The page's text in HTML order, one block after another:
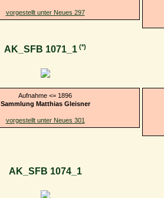
vorgestellt unter Neues 297
AK_SFB 1071_1 (*)
Aufnahme <= 1896
Sammlung Matthias Gleisner
vorgestellt unter Neues 301
AK_SFB 1074_1